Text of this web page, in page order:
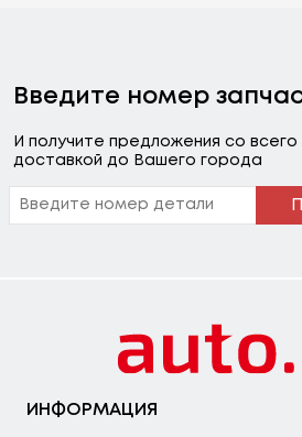
Введите номер
И получите предложения со
доставкой до Вашего города
ИНФОРМАЦИЯ